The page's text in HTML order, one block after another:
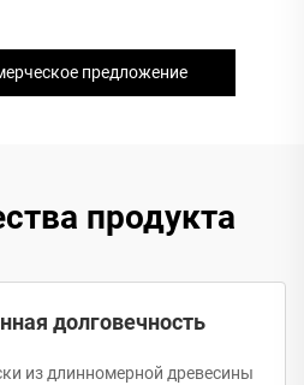
предложение
продукта
долговечность
из длинномерной древесины